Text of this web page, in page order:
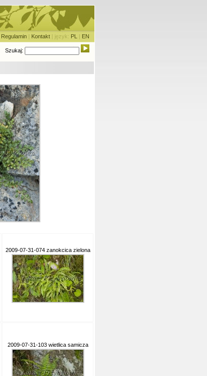
Regulamin | Kontakt | język: PL | EN
Szukaj:
2009-07-31-074 zanokcica zielona
2009-07-31-103 wietlica samicza